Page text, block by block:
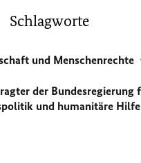
Schlagworte
und Menschenrechte
der Bundesregierung
und humanitäre Hilfe